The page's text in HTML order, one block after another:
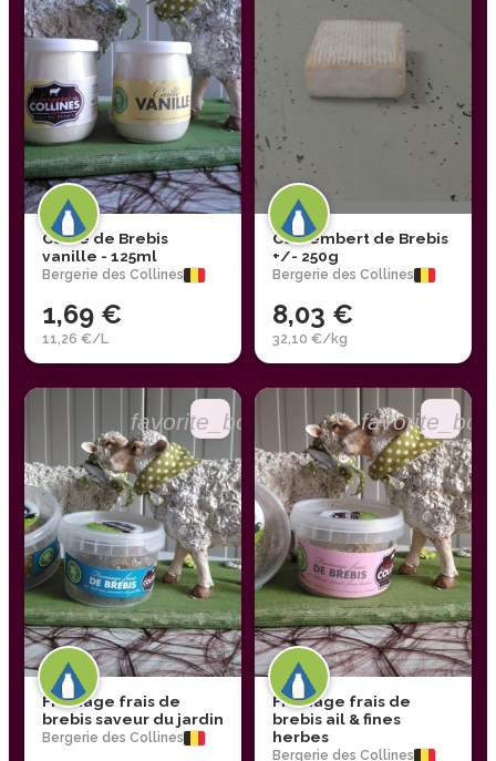
Caillé de Brebis
vanille - 125ml
Bergerie des Collines
1,69 €
11,26 €/L
Camembert de Brebis
+/- 250g
Bergerie des Collines
8,03 €
32,10 €/kg
favorite_border
Fromage frais de
brebis saveur du jardin
Bergerie des Collines
Fromage frais de
brebis ail & fines
herbes
Bergerie des Collines